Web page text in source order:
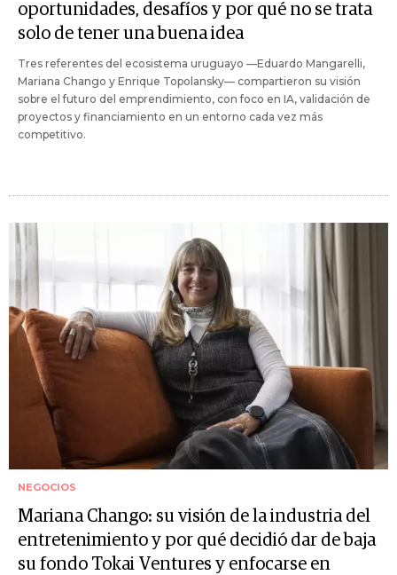
oportunidades, desafíos y por qué no se trata
solo de tener una buena idea
Tres referentes del ecosistema uruguayo —Eduardo Mangarelli,
Mariana Chango y Enrique Topolansky— compartieron su visión
sobre el futuro del emprendimiento, con foco en IA, validación de
proyectos y financiamiento en un entorno cada vez más
competitivo.
NEGOCIOS
Mariana Chango: su visión de la industria del
entretenimiento y por qué decidió dar de baja
su fondo Tokai Ventures y enfocarse en